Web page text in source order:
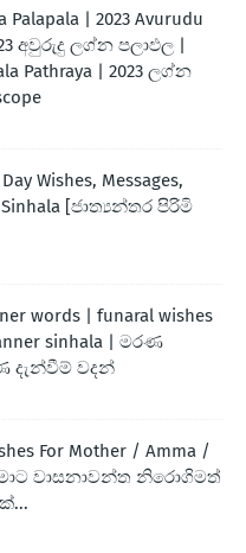
Palapala | 2023 Avurudu
අවුරුදු ලග්න පලාඵල |
Pathraya | 2023 ලග්න
Wishes, Messages,
Sinhala [ජාත්‍යන්තර පිරිමි
words | funaral wishes
sinhala | මරණ
දැන්වීම් වදන්
For Mother / Amma /
වාසනාවන්ත නිරොගිමත්